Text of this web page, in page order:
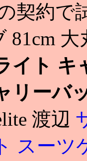
契約
81cm
イト キ
リーバ
渡辺
スーツ